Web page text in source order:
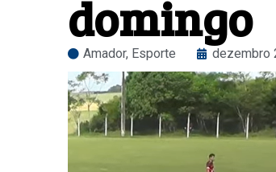
domingo
Amador, Esporte dezembro